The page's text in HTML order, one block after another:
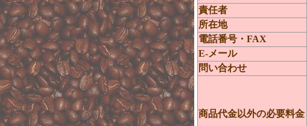
責任者
所在地
電話番号・FAX
E-メール
問い合わせ
商品代金以外の必要料金